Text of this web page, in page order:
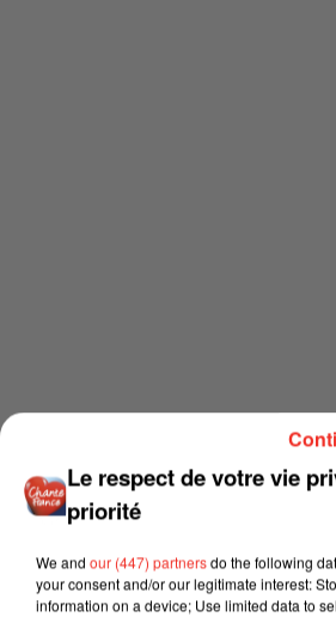
Le respect de votre vie
priorité
We and our (447) partnersdo the following
your consent and/or our legitimate interest:
information on a device; Use limited data to